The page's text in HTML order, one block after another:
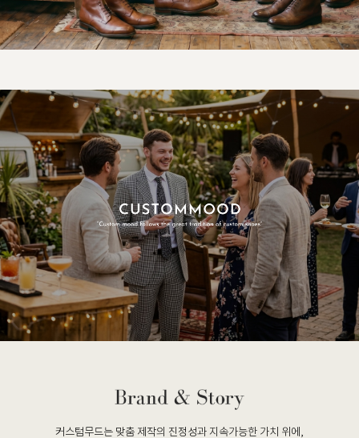
커스텀무드는 맞춤 제작의 진정성과 지속가능한 가치 위에,